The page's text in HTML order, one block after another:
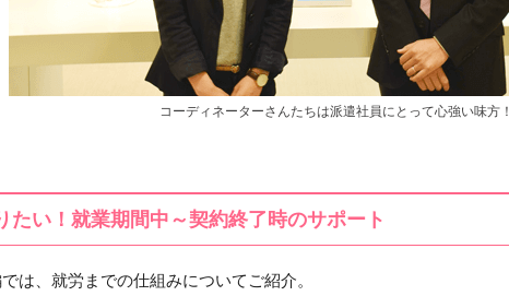
コーディネーターさんたちは派遣社員にとって心強い味方！
たい！就業期間中～契約終了時のサポート
は、就労までの仕組みについてご紹介。